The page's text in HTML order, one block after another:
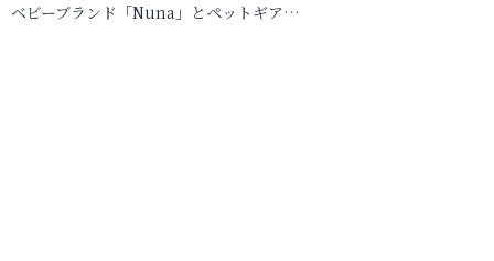
ベビーブランド「Nuna」とペットギア…